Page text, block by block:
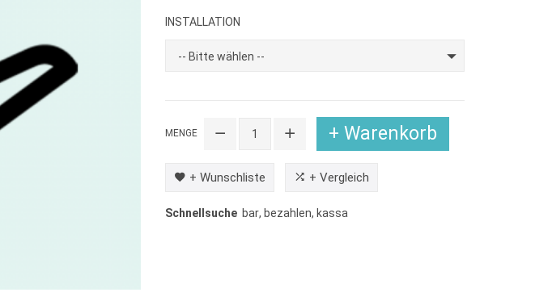
INSTALLATION
-- Bitte wählen --
MENGE + Warenkorb
+ Wunschliste + Vergleich
Schnellsuche bar, bezahlen, kassa